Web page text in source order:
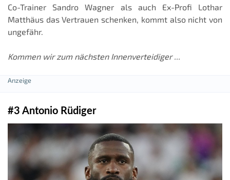
Co-Trainer Sandro Wagner als auch Ex-Profi Lothar
Matthäus das Vertrauen schenken, kommt also nicht von
ungefähr.
Kommen wir zum nächsten Innenverteidiger ...
#3 Antonio Rüdiger